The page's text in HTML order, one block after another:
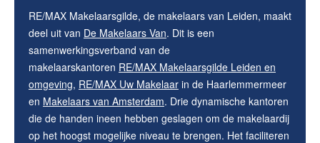
RE/MAX Makelaarsgilde, de makelaars van Leiden, maakt
deel uit van De Makelaars Van. Dit is een
samenwerkingsverband van de
makelaarskantoren RE/MAX Makelaarsgilde Leiden en
omgeving, RE/MAX Uw Makelaar in de Haarlemmermeer
en Makelaars van Amsterdam. Drie dynamische kantoren
die de handen ineen hebben geslagen om de makelaardij
op het hoogst mogelijke niveau te brengen. Het faciliteren